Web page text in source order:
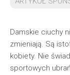
Damskie ciuchy
zmieniają. Są
kobiety. Nie
sportowych